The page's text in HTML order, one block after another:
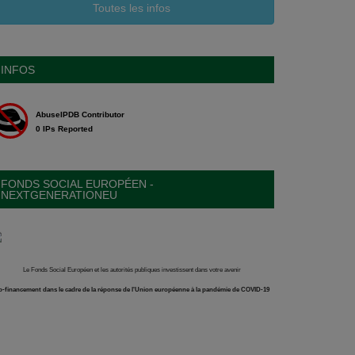
Toutes les infos
INFOS
FONDS SOCIAL EUROPÉEN -
NEXTGENERATIONEU
Le Fonds Social Européen et les autorités publiques investissent dans votre avenir
financement dans le cadre de la réponse de l'Union européenne à la pandémie de COVID-19